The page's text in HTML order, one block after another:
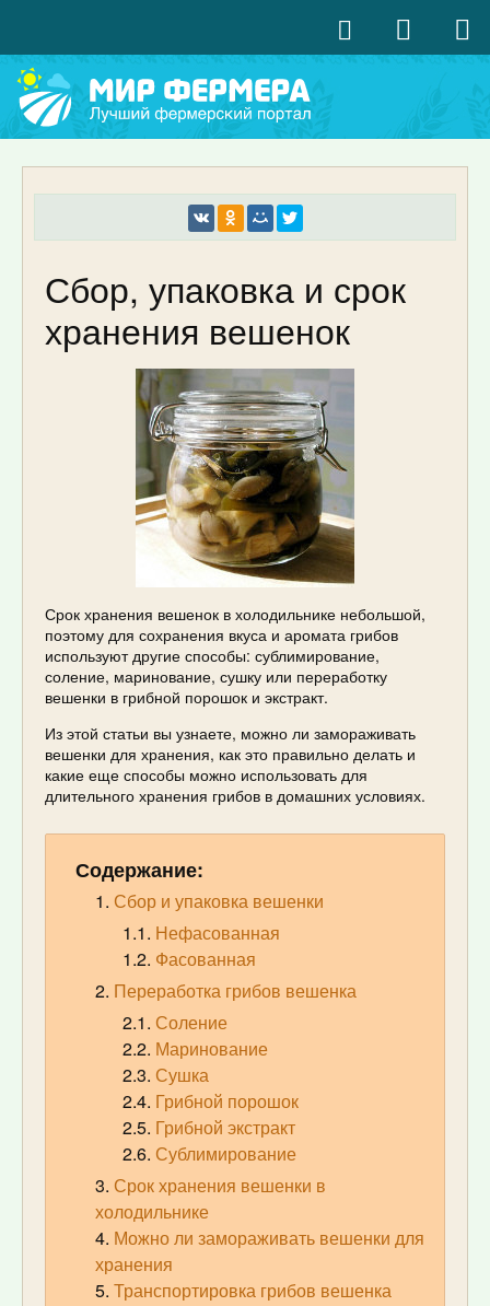
Сбор, упаковка и срок
хранения вешенок
Срок хранения вешенок в холодильнике небольшой,
поэтому для сохранения вкуса и аромата грибов
используют другие способы: сублимирование,
соление, маринование, сушку или переработку
вешенки в грибной порошок и экстракт.
Из этой статьи вы узнаете, можно ли замораживать
вешенки для хранения, как это правильно делать и
какие еще способы можно использовать для
длительного хранения грибов в домашних условиях.
Содержание:
Сбор и упаковка вешенки
Нефасованная
Фасованная
Переработка грибов вешенка
Соление
Маринование
Сушка
Грибной порошок
Грибной экстракт
Сублимирование
Срок хранения вешенки в
холодильнике
Можно ли замораживать вешенки для
хранения
Транспортировка грибов вешенка